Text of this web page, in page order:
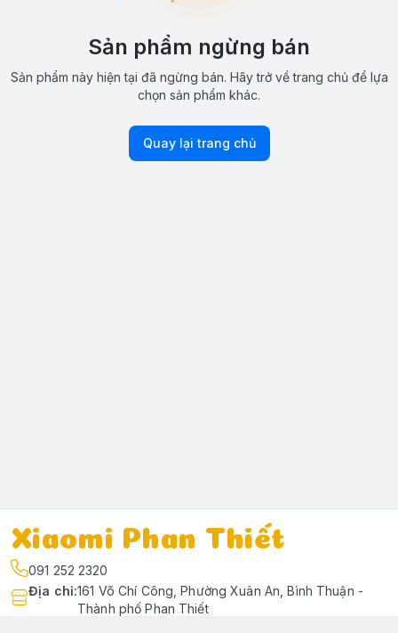
Sản phẩm ngừng bán
Sản phẩm này hiện tại đã ngừng bán. Hãy trở về trang chủ để lựa
chọn sản phẩm khác.
Quay lại trang chủ
Xiaomi Phan Thiết
091 252 2320
Địa chỉ:161 Võ Chí Công, Phường Xuân An, Bình Thuận -
Thành phố Phan Thiết